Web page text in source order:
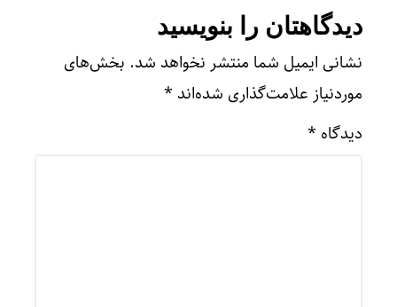
دیدگاهتان را بنویسید
نشانی ایمیل شما منتشر نخواهد شد. بخش‌های
موردنیاز علامت‌گذاری شده‌اند *
دیدگاه *